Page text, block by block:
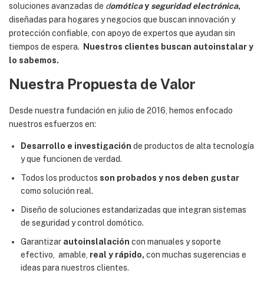
soluciones avanzadas de domóticay seguridad electrónica,
diseñadas para hogares y negocios que buscan innovación y
protección confiable, con apoyo de expertos que ayudan sin
tiempos de espera.
Nuestros clientes buscan autoinstalar y
lo sabemos.
Nuestra Propuesta de Valor
Desde nuestra fundación en julio de 2016, hemos enfocado
nuestros esfuerzos en:
Desarrollo e investigación de productos de alta tecnología
y que funcionen de verdad.
Todos los productos son probados y nos deben gustar
como solución real.
Diseño de soluciones estandarizadas que integran sistemas
de seguridad y control domótico.
Garantizar autoinslalación con manuales y soporte
efectivo, amable, real y rápido, con muchas sugerencias e
ideas para nuestros clientes.